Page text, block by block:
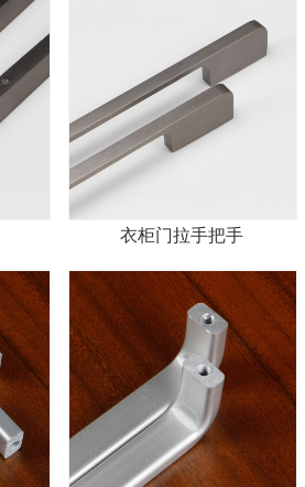
衣柜门拉手把手